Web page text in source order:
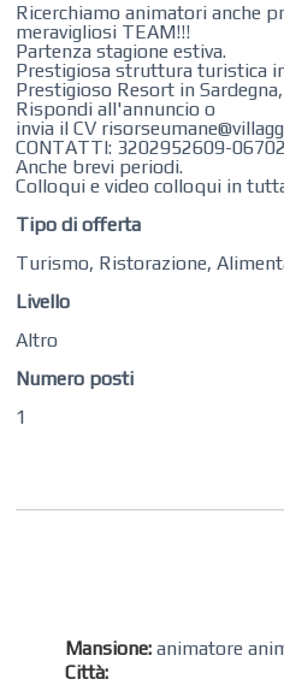
Ricerchiamo animatori anche
meravigliosi TEAM!!!
Partenza stagione estiva.
Prestigiosa struttura turistica
Prestigioso Resort in
Rispondi all'annuncio o
invia il CV
CONTATTI: 3202952609-
Anche brevi periodi.
Colloqui e video colloqui in
Tipo di offerta
Turismo, Ristorazione,
Livello
Altro
Numero posti
1
Mansione: animatore
Città: